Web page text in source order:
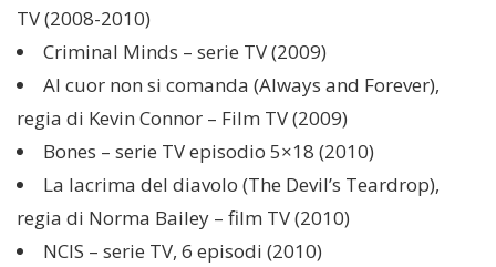
TV (2008-2010)
Criminal Minds – serie TV (2009)
Al cuor non si comanda (Always and Forever),
regia di Kevin Connor – Film TV (2009)
Bones – serie TV episodio 5×18 (2010)
La lacrima del diavolo (The Devil’s Teardrop),
regia di Norma Bailey – film TV (2010)
NCIS – serie TV, 6 episodi (2010)